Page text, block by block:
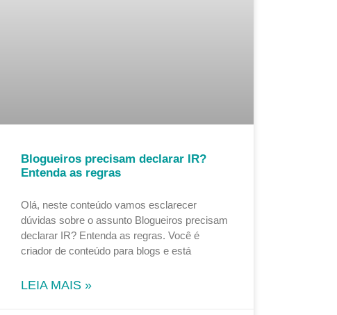
Blogueiros precisam declarar IR?
Entenda as regras
Olá, neste conteúdo vamos esclarecer
dúvidas sobre o assunto Blogueiros precisam
declarar IR? Entenda as regras. Você é
criador de conteúdo para blogs e está
LEIA MAIS »